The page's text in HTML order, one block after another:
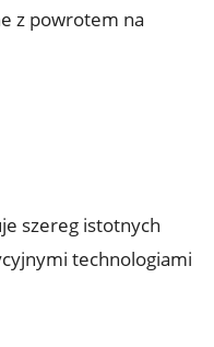
z powrotem na
szereg istotnych
technologiami